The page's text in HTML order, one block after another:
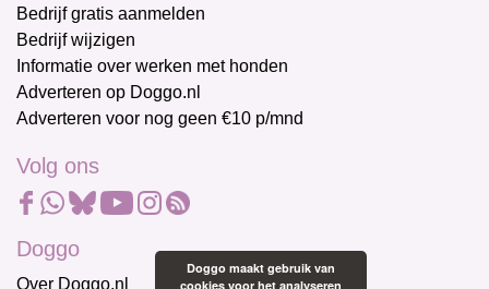
Bedrijf gratis aanmelden
Bedrijf wijzigen
Informatie over werken met honden
Adverteren op Doggo.nl
Adverteren voor nog geen €10 p/mnd
Volg ons
Doggo
Over Doggo.nl
Doggo maakt gebruik van
cookies voor het analyseren